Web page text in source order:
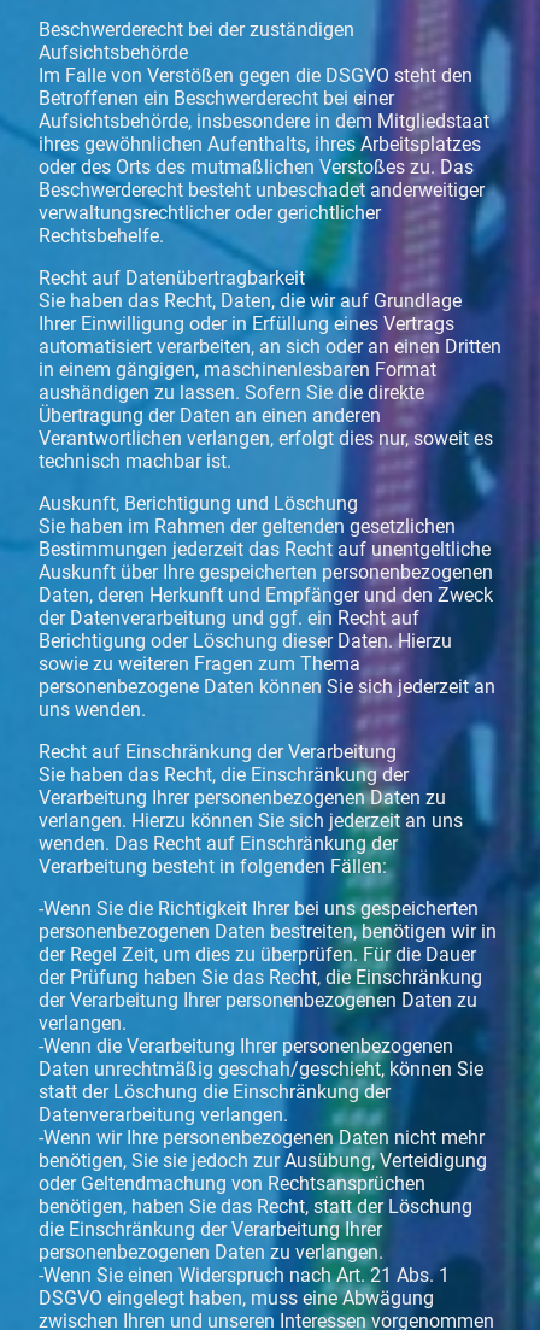
Beschwerderecht bei der zuständigen
Aufsichtsbehörde
Im Falle von Verstößen gegen die DSGVO steht den
Betroffenen ein Beschwerderecht bei einer
Aufsichtsbehörde, insbesondere in dem Mitgliedstaat
ihres gewöhnlichen Aufenthalts, ihres Arbeitsplatzes
oder des Orts des mutmaßlichen Verstoßes zu. Das
Beschwerderecht besteht unbeschadet anderweitiger
verwaltungsrechtlicher oder gerichtlicher
Rechtsbehelfe.
Recht auf Datenübertragbarkeit
Sie haben das Recht, Daten, die wir auf Grundlage
Ihrer Einwilligung oder in Erfüllung eines Vertrags
automatisiert verarbeiten, an sich oder an einen Dritten
in einem gängigen, maschinenlesbaren Format
aushändigen zu lassen. Sofern Sie die direkte
Übertragung der Daten an einen anderen
Verantwortlichen verlangen, erfolgt dies nur, soweit es
technisch machbar ist.
Auskunft, Berichtigung und Löschung
Sie haben im Rahmen der geltenden gesetzlichen
Bestimmungen jederzeit das Recht auf unentgeltliche
Auskunft über Ihre gespeicherten personenbezogenen
Daten, deren Herkunft und Empfänger und den Zweck
der Datenverarbeitung und ggf. ein Recht auf
Berichtigung oder Löschung dieser Daten. Hierzu
sowie zu weiteren Fragen zum Thema
personenbezogene Daten können Sie sich jederzeit an
uns wenden.
Recht auf Einschränkung der Verarbeitung
Sie haben das Recht, die Einschränkung der
Verarbeitung Ihrer personenbezogenen Daten zu
verlangen. Hierzu können Sie sich jederzeit an uns
wenden. Das Recht auf Einschränkung der
Verarbeitung besteht in folgenden Fällen:
-Wenn Sie die Richtigkeit Ihrer bei uns gespeicherten
personenbezogenen Daten bestreiten, benötigen wir in
der Regel Zeit, um dies zu überprüfen. Für die Dauer
der Prüfung haben Sie das Recht, die Einschränkung
der Verarbeitung Ihrer personenbezogenen Daten zu
verlangen.
-Wenn die Verarbeitung Ihrer personenbezogenen
Daten unrechtmäßig geschah/geschieht, können Sie
statt der Löschung die Einschränkung der
Datenverarbeitung verlangen.
-Wenn wir Ihre personenbezogenen Daten nicht mehr
benötigen, Sie sie jedoch zur Ausübung, Verteidigung
oder Geltendmachung von Rechtsansprüchen
benötigen, haben Sie das Recht, statt der Löschung
die Einschränkung der Verarbeitung Ihrer
personenbezogenen Daten zu verlangen.
-Wenn Sie einen Widerspruch nach Art. 21 Abs. 1
DSGVO eingelegt haben, muss eine Abwägung
zwischen Ihren und unseren Interessen vorgenommen